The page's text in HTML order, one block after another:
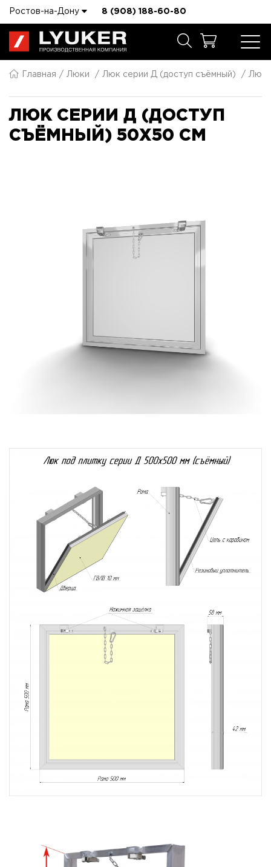
Ростов-на-Дону 8 (908) 188-60-80
Главная Люки Люк серии Д (доступ съёмный) Люк
ЛЮК СЕРИИ Д (ДОСТУП
СЪЁМНЫЙ) 50X50 СМ